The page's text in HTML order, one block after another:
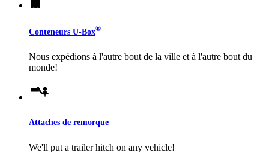
Conteneurs U-Box®
Nous expédions à l'autre bout de la ville et à l'autre bout du
monde!
Attaches de remorque
We'll put a trailer hitch on any vehicle!